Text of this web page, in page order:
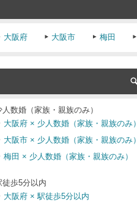
大阪府 大阪市 梅田
人数婚（家族・親族のみ）
大阪府 × 少人数婚（家族・親族のみ）
大阪市 × 少人数婚（家族・親族のみ）
梅田 × 少人数婚（家族・親族のみ）
徒歩5分以内
大阪府 × 駅徒歩5分以内